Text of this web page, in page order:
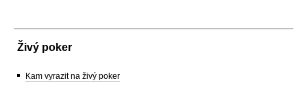
Živý poker
Kam vyrazit na živý poker